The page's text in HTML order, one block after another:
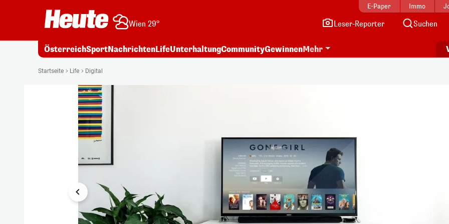
E-Paper Immo
Wien 29° Leser-Reporter Suchen
ÖsterreichSportNachrichtenLifeUnterhaltungCommunityGewinnenMehr
Startseite Life Digital